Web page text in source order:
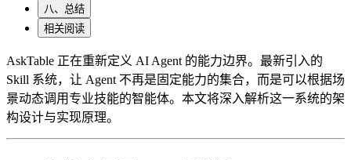
八、总结
相关阅读
AskTable 正在重新定义 AI Agent 的能力边界。最新引入的
Skill 系统，让 Agent 不再是固定能力的集合，而是可以根据场
景动态调用专业技能的智能体。本文将深入解析这一系统的架
构设计与实现原理。